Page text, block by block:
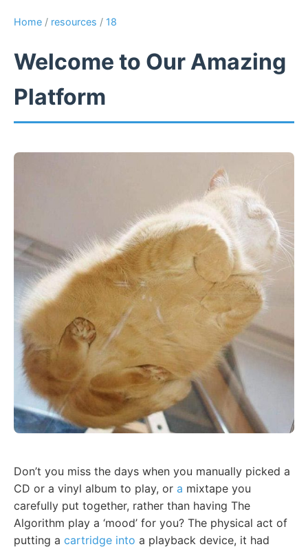
Home / resources / 18
Welcome to Our Amazing
Platform
Don’t you miss the days when you manually picked a
CD or a vinyl album to play, or a mixtape you
carefully put together, rather than having The
Algorithm play a ‘mood’ for you? The physical act of
putting a cartridge into a playback device, it had